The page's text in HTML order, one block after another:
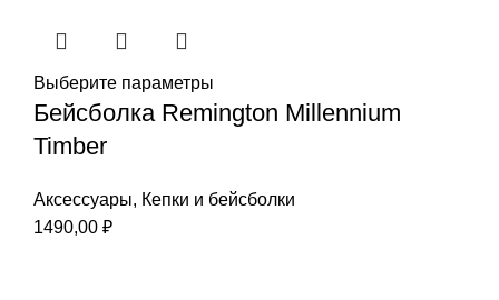
Выберите параметры
Бейсболка Remington Millennium
Timber
Аксессуары, Кепки и бейсболки
1490,00 ₽